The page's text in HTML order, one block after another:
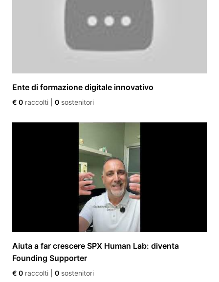
Ente di formazione digitale innovativo
€ 0 raccolti 0 sostenitori
Aiuta a far crescere SPX Human Lab: diventa
Founding Supporter
€ 0 raccolti 0 sostenitori